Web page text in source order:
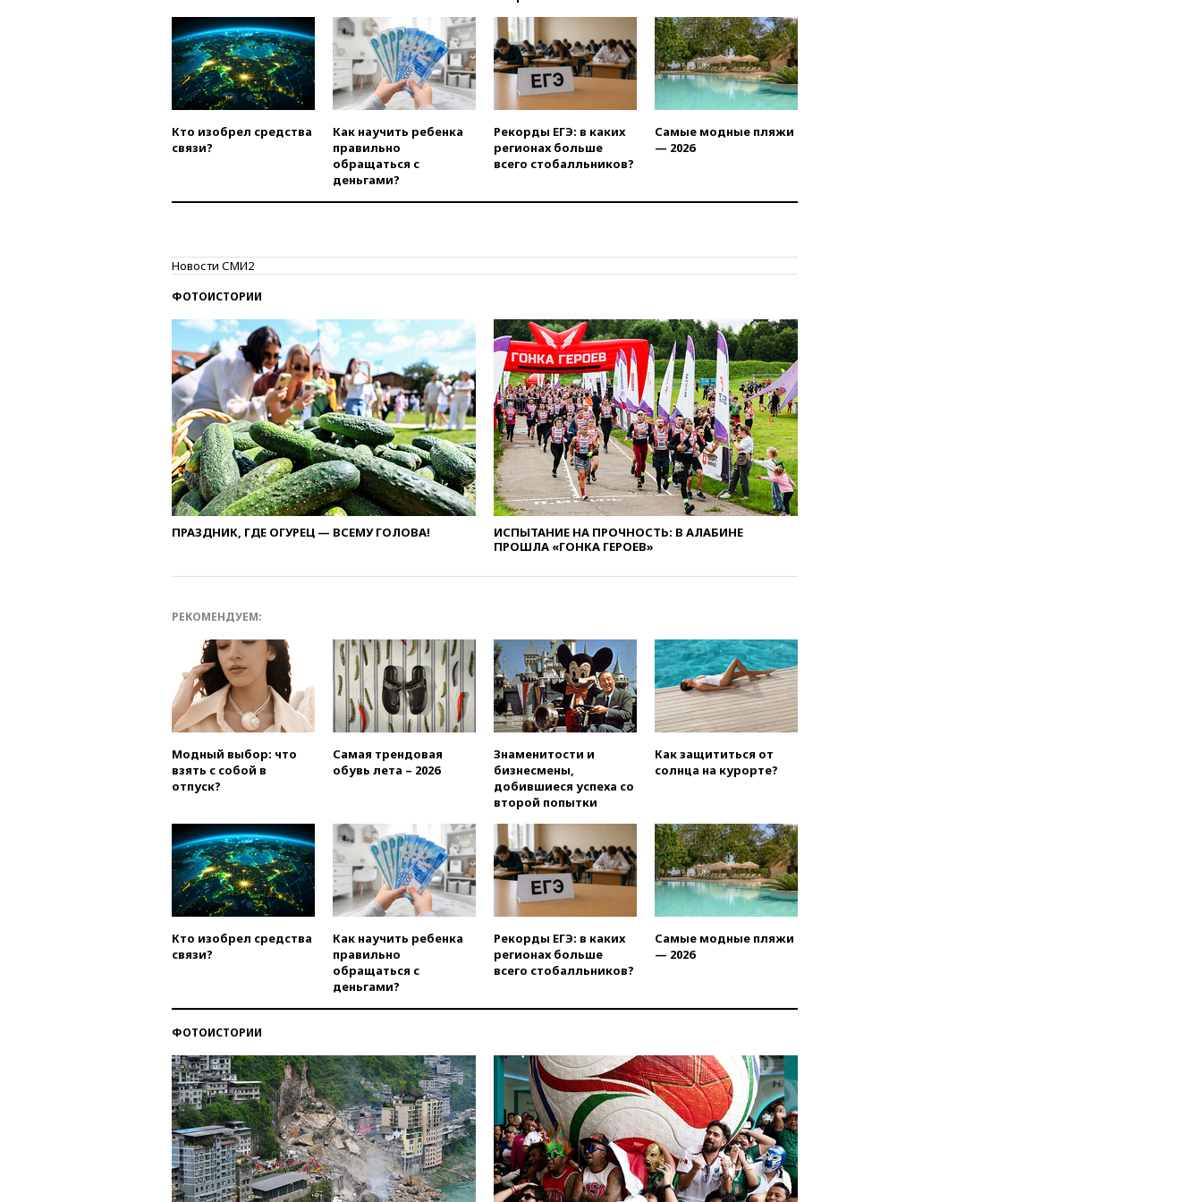
рублей в пользу семьи
отравившегося в детсаду
мальчика
03:00
МИД РФ: попытки Запада
рассорить Россию и Казахстан
обречены на провал
02:00
Ни один водоем Англии
не соответствует нормам
химической безопасности
01:00Трамп: США сами
00:01Трамп заявил о
необходимости пополнения
вчера, 23:28Слуцкий призвал
признать «Яблоко»
нежелательной организацией
вчера, 23:15В Смоленске
ребенок и женщина погибли
при падении деревьев во
время урагана
вчера, 22:55 В Москве в
пятницу ожидаются ливни
вчера, 22:35Винисиус
продлил контракт с «Реалом»
до 2032 года
российского гражданства
гвардейскую десантно-
штурмовую дивизию
легендарной
вчера, 22:15Путин заслушал
доклад о ситуации на
добропольском направлении
вчера, 21:58 Генпрокуратура
признала нежелательным в
РФ американский Human
вчера, 21:35«Аэрофлот»
отменяет часть рейсов в Сочи
и Геленджик
вчера, 21:25Руслан Терновой
выиграл золото чемпионата
метровой вышки
вчера, 21:10
обсуждают эксперимент по
онлайн-продаже алкоголя
вчера, 20:45Матвиенко:
россиянам могут
рекомендовать не посещать
Армению
вчера, 20:35ПВО за день
сбила еще 281 украинский
Кто изобрел средства
связи?
Как научить ребенка
правильно
обращаться с
деньгами?
Рекорды ЕГЭ: в каких
регионах больше
всего стобалльников?
Самые модные пляжи
— 2026
Новости СМИ2
ФОТОИСТОРИИ
ПРАЗДНИК, ГДЕ ОГУРЕЦ — ВСЕМУ ГОЛОВА!
ИСПЫТАНИЕ НА ПРОЧНОСТЬ: В АЛАБИНЕ
ПРОШЛА «ГОНКА ГЕРОЕВ»
РЕКОМЕНДУЕМ:
Модный выбор: что
взять с собой в
отпуск?
Самая трендовая
обувь лета – 2026
Знаменитости и
бизнесмены,
добившиеся успеха со
второй попытки
Как защититься от
солнца на курорте?
Кто изобрел средства
связи?
Как научить ребенка
правильно
обращаться с
деньгами?
Рекорды ЕГЭ: в каких
регионах больше
всего стобалльников?
Самые модные пляжи
— 2026
ФОТОИСТОРИИ